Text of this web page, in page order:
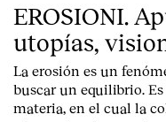
EROSIONI.
utopías,
La erosión es un
buscar un equilibrio.
materia, en el cual la